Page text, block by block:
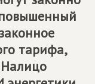
тарифа,